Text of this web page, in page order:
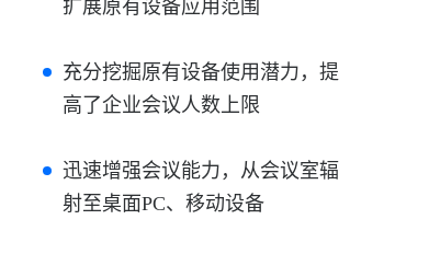
扩展原有设备应用范围
充分挖掘原有设备使用潜力，提
高了企业会议人数上限
迅速增强会议能力，从会议室辐
射至桌面PC、移动设备